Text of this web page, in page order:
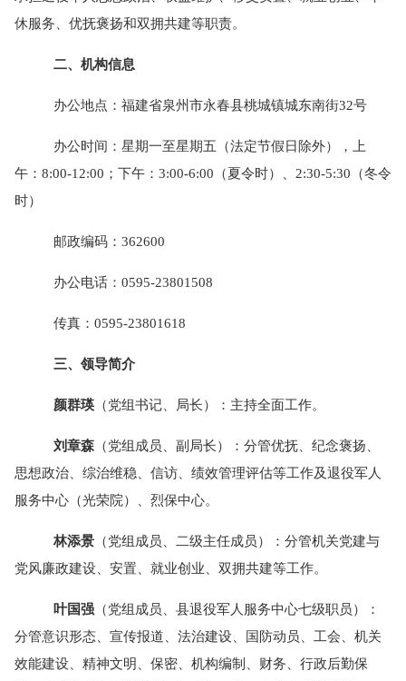
休服务、优抚褒扬和双拥共建等职责。
二、机构信息
办公地点：福建省泉州市永春县桃城镇城东南街32号
办公时间：星期一至星期五（法定节假日除外），上
午： 8:00-12:00；下午：3:00-6:00（夏令时）、2:30-5:30（冬令
时）
邮政编码： 362600
办公电话： 0595-23801508
传真： 0595-23801618
三、领导简介
颜群瑛（党组书记、局长）：主持全面工作。
刘章森（党组成员、副局长）：分管优抚、纪念褒扬、
思想政治、综治维稳、信访、绩效管理评估等工作及退役军人
服务中心（光荣院）、烈保中心。
林添景（党组成员、二级主任成员）：分管机关党建与
党风廉政建设、安置、就业创业、双拥共建等工作。
叶国强（党组成员、县退役军人服务中心七级职员）：
分管意识形态、宣传报道、法治建设、国防动员、工会、机关
效能建设、精神文明、保密、机构编制、财务、行政后勤保